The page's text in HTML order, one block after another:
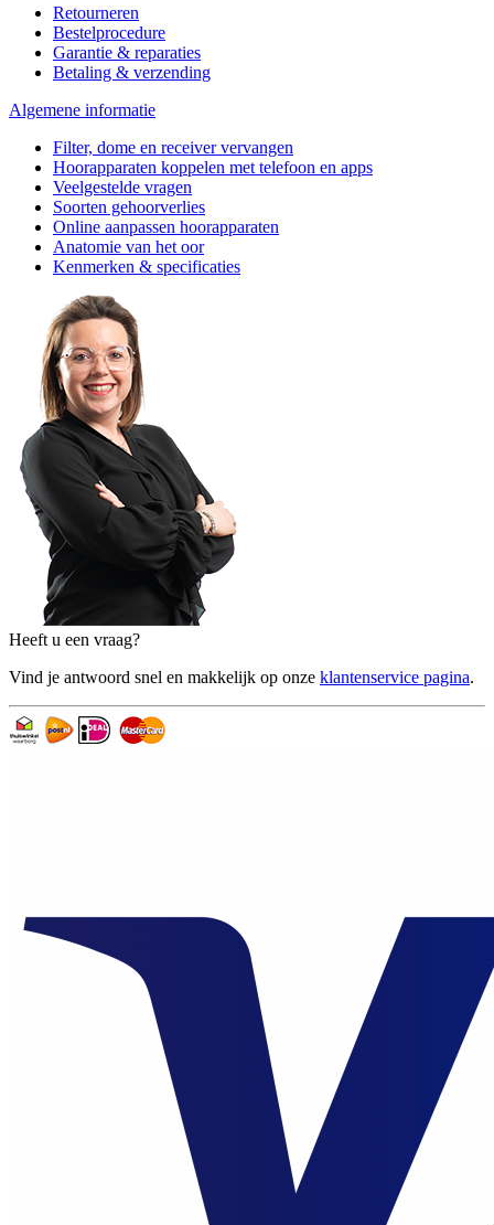
Retourneren
Bestelprocedure
Garantie & reparaties
Betaling & verzending
Algemene informatie
Filter, dome en receiver vervangen
Hoorapparaten koppelen met telefoon en apps
Veelgestelde vragen
Soorten gehoorverlies
Online aanpassen hoorapparaten
Anatomie van het oor
Kenmerken & specificaties
Heeft u een vraag?
Vind je antwoord snel en makkelijk op onze klantenservice pagina.